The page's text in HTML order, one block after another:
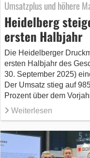
Umsatzplus und höhere
Heidelberg
ersten Halbjahr
Die Heidelberger
ersten Halbjahr des
30. September 2025)
Der Umsatz stieg auf
Prozent über dem
Weiterlesen